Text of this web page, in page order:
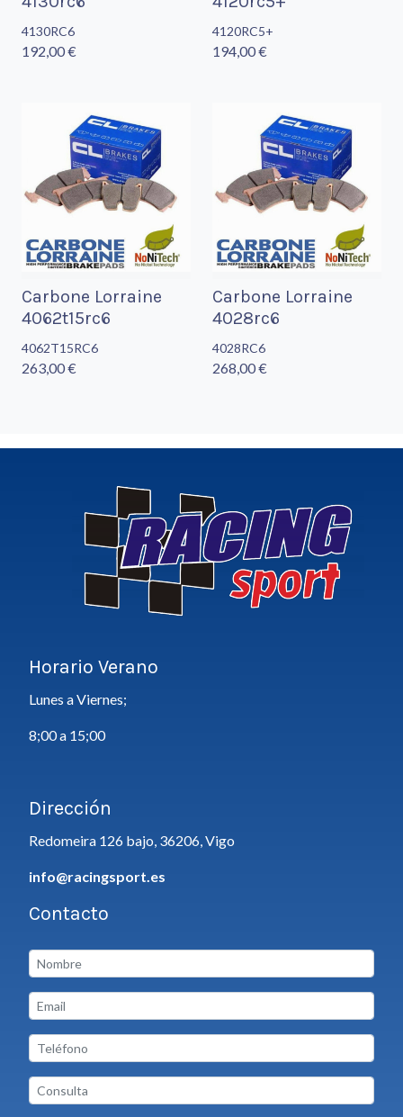
4130RC6
192,00 €
4120RC5+
194,00 €
Carbone Lorraine
4062t15rc6
4062T15RC6
263,00 €
Carbone Lorraine
4028rc6
4028RC6
268,00 €
Horario Verano
Lunes a Viernes;
8;00 a 15;00
Dirección
Redomeira 126 bajo, 36206, Vigo
info@racingsport.es
Contacto